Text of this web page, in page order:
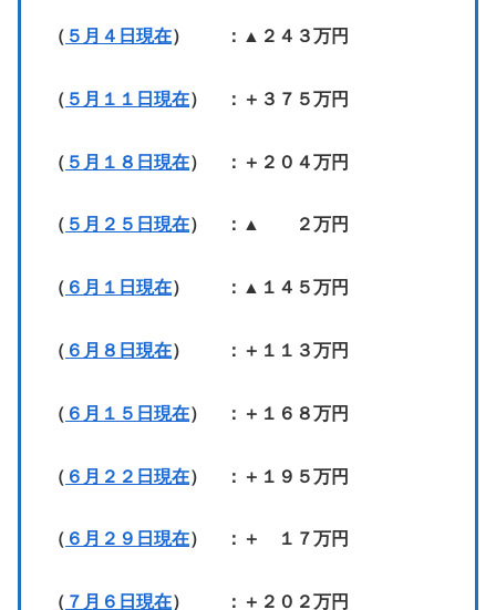
（ ５月４日現在） ：▲２４３万円
（ ５月１１日現在） ：＋３７５万円
（ ５月１８日現在） ：＋２０４万円
（ ５月２５日現在） ：▲ ２万円
（ ６月１日現在） ：▲１４５万円
（ ６月８日現在） ：＋１１３万円
（ ６月１５日現在） ：＋１６８万円
（ ６月２２日現在） ：＋１９５万円
（ ６月２９日現在） ：＋ １７万円
（ ７月６日現在） ：＋２０２万円